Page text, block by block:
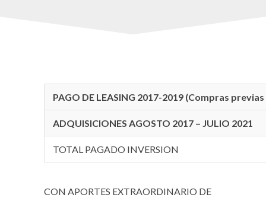
PAGO DE LEASING 2017-2019 (Compras
ADQUISICIONES AGOSTO 2017 – JULIO 2021
TOTAL PAGADO INVERSION
CON APORTES EXTRAORDINARIO DE